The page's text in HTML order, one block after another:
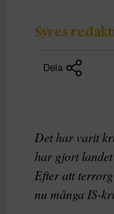
Syres
Dela
Det har varit
har gjort
Efter att
nu många IS-